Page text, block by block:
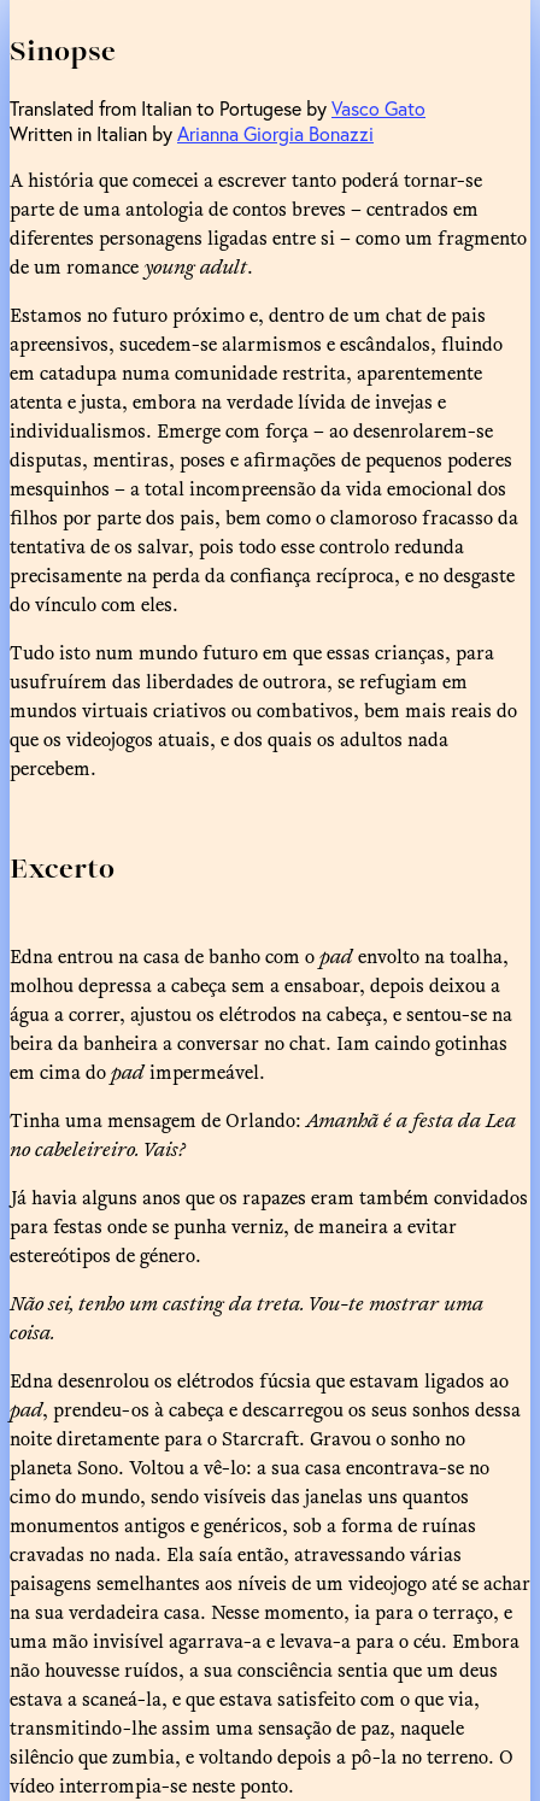
Sinopse
Translated from Italian to Portugese byVasco Gato
Written in Italian byArianna Giorgia Bonazzi
A história que comecei a escrever tanto poderá tornar-se
parte de uma antologia de contos breves – centrados em
diferentes personagens ligadas entre si – como um fragmento
de um romanceyoung adult.
Estamos no futuro próximo e, dentro de um chat de pais
apreensivos, sucedem-se alarmismos e escândalos, fluindo
em catadupa numa comunidade restrita, aparentemente
atenta e justa, embora na verdade lívida de invejas e
individualismos. Emerge com força – ao desenrolarem-se
disputas, mentiras, poses e afirmações de pequenos poderes
mesquinhos – a total incompreensão da vida emocional dos
filhos por parte dos pais, bem como o clamoroso fracasso da
tentativa de os salvar, pois todo esse controlo redunda
precisamente na perda da confiança recíproca, e no desgaste
do vínculo com eles.
Tudo isto num mundo futuro em que essas crianças, para
usufruírem das liberdades de outrora, se refugiam em
mundos virtuais criativos ou combativos, bem mais reais do
que os videojogos atuais, e dos quais os adultos nada
percebem.
Excerto
Edna entrou na casa de banho com opadenvolto na toalha,
molhou depressa a cabeça sem a ensaboar, depois deixou a
água a correr, ajustou os elétrodos na cabeça, e sentou-se na
beira da banheira a conversar no chat. Iam caindo gotinhas
em cima dopadimpermeável.
Tinha uma mensagem de Orlando:Amanhã é a festa da Lea
no cabeleireiro. Vais?
Já havia alguns anos que os rapazes eram também convidados
para festas onde se punha verniz, de maneira a evitar
estereótipos de género.
Não sei, tenho um casting da treta. Vou-te mostrar uma
coisa.
Edna desenrolou os elétrodos fúcsia que estavam ligados ao
pad, prendeu-os à cabeça e descarregou os seus sonhos dessa
noite diretamente para o Starcraft. Gravou o sonho no
planeta Sono. Voltou a vê-lo: a sua casa encontrava-se no
cimo do mundo, sendo visíveis das janelas uns quantos
monumentos antigos e genéricos, sob a forma de ruínas
cravadas no nada. Ela saía então, atravessando várias
paisagens semelhantes aos níveis de um videojogo até se achar
na sua verdadeira casa. Nesse momento, ia para o terraço, e
uma mão invisível agarrava-a e levava-a para o céu. Embora
não houvesse ruídos, a sua consciência sentia que um deus
estava a scaneá-la, e que estava satisfeito com o que via,
transmitindo-lhe assim uma sensação de paz, naquele
silêncio que zumbia, e voltando depois a pô-la no terreno. O
vídeo interrompia-se neste ponto.